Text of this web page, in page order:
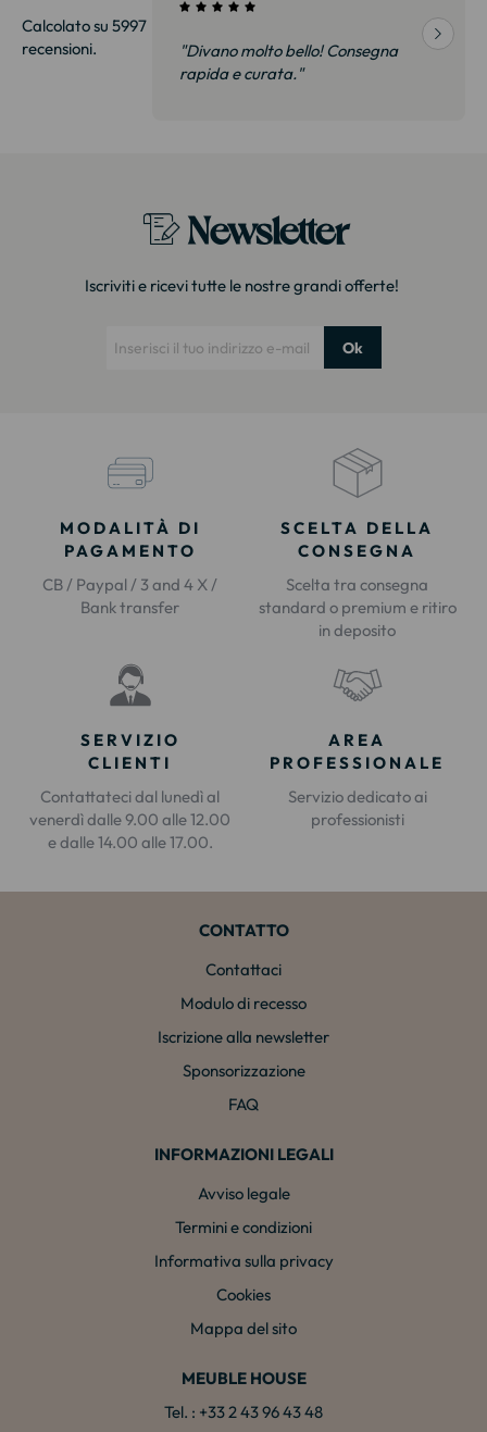
Calcolato su 5997
recensioni.
"Divano molto bello! Consegna
rapida e curata."
Newsletter
Iscriviti e ricevi tutte le nostre grandi offerte!
Ok
MODALITÀ DI
PAGAMENTO
CB / Paypal / 3 and 4 X /
Bank transfer
SCELTA DELLA
CONSEGNA
Scelta tra consegna
standard o premium e ritiro
in deposito
SERVIZIO
CLIENTI
Contattateci dal lunedì al
venerdì dalle 9.00 alle 12.00
e dalle 14.00 alle 17.00.
AREA
PROFESSIONALE
Servizio dedicato ai
professionisti
CONTATTO
Contattaci
Modulo di recesso
Iscrizione alla newsletter
Sponsorizzazione
FAQ
INFORMAZIONI LEGALI
Avviso legale
Termini e condizioni
Informativa sulla privacy
Cookies
Mappa del sito
MEUBLE HOUSE
Tel. : +33 2 43 96 43 48